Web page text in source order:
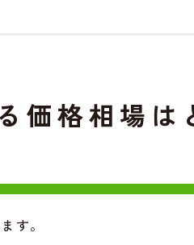
価格相場は
す。